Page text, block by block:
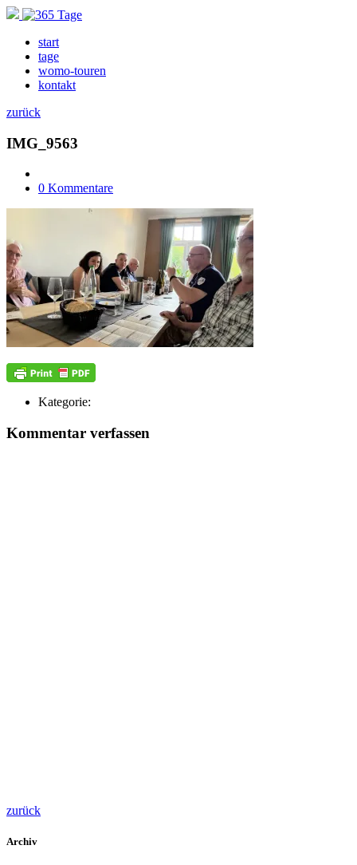
start
tage
womo-touren
kontakt
zurück
IMG_9563
0 Kommentare
Kategorie:
Kommentar verfassen
zurück
Archiv